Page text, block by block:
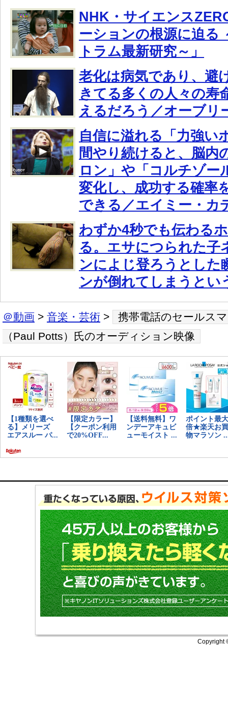
NHK・サイエンス
ーションの根源に迫る
トラム最新研究～」
老化は病気であり、避
きてる多くの人々の寿
えるだろう／オーブリ
自信に溢れる「力強い
間やり続けると、脳内
ロン」や「コルチゾー
変化し、成功する確率
できる／エイミー・カ
わずか4秒でも伝わる
る。エサにつられた子
ンによじ登ろうとした
ンが倒れてしまうとい
＠動画 > 音楽・芸術 >
携帯電話のセールス
（Paul Potts）氏のオーディション映像
Copyright